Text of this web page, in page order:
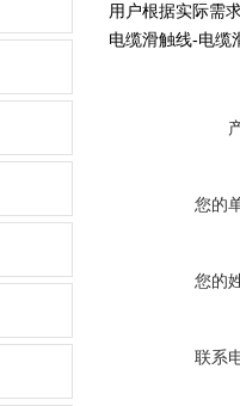
用户根据实际需
电缆滑触线-电缆
您的
您的
联系